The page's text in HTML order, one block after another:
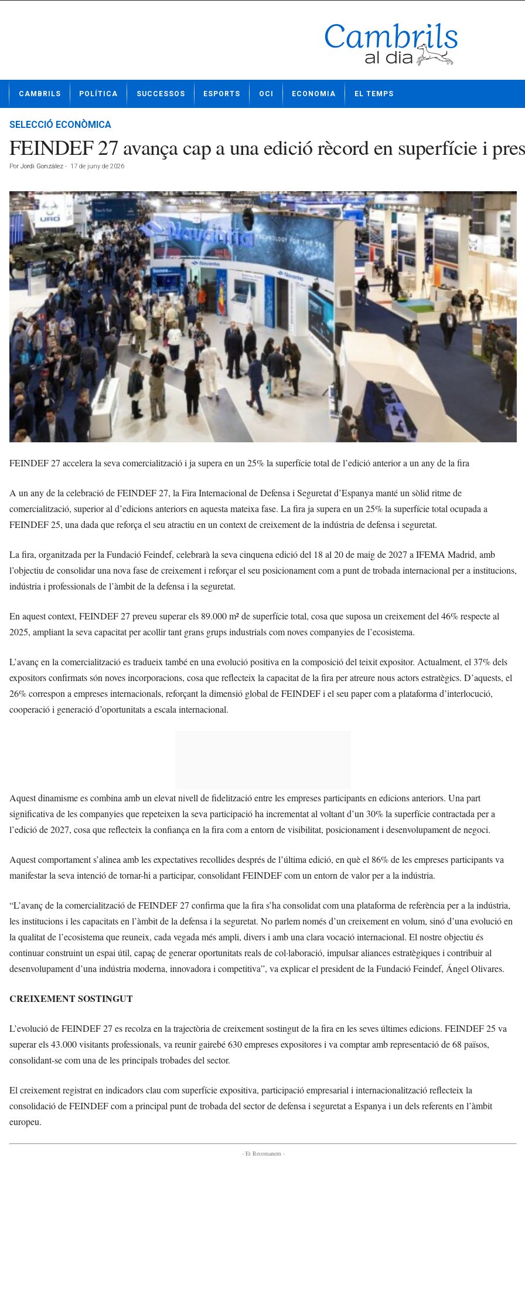
t
CAMBRILS POLÍTICA SUCCESSOS ESPORTS OCI ECONOMIA EL TEMPS
SELECCIÓ ECONÒMICA
FEINDEF 27 avança cap a una edició rècord en superfície i
Por Jordi González - 17 de juny de 2026
FEINDEF 27 accelera la seva comercialització i ja supera en un 25% la superfície total de l’edició anterior a un any de la fira
A un any de la celebració de FEINDEF 27, la Fira Internacional de Defensa i Seguretat d’Espanya manté un sòlid ritme de
comercialització, superior al d’edicions anteriors en aquesta mateixa fase. La fira ja supera en un 25% la superfície total ocupada a
FEINDEF 25, una dada que reforça el seu atractiu en un context de creixement de la indústria de defensa i seguretat.
La fira, organitzada per la Fundació Feindef, celebrarà la seva cinquena edició del 18 al 20 de maig de 2027 a IFEMA Madrid, amb
l’objectiu de consolidar una nova fase de creixement i reforçar el seu posicionament com a punt de trobada internacional per a institucions,
indústria i professionals de l’àmbit de la defensa i la seguretat.
En aquest context, FEINDEF 27 preveu superar els 89.000 m² de superfície total, cosa que suposa un creixement del 46% respecte al
2025, ampliant la seva capacitat per acollir tant grans grups industrials com noves companyies de l’ecosistema.
L’avanç en la comercialització es tradueix també en una evolució positiva en la composició del teixit expositor. Actualment, el 37% dels
expositors confirmats són noves incorporacions, cosa que reflecteix la capacitat de la fira per atreure nous actors estratègics. D’aquests, el
26% correspon a empreses internacionals, reforçant la dimensió global de FEINDEF i el seu paper com a plataforma d’interlocució,
cooperació i generació d’oportunitats a escala internacional.
Aquest dinamisme es combina amb un elevat nivell de fidelització entre les empreses participants en edicions anteriors. Una part
significativa de les companyies que repeteixen la seva participació ha incrementat al voltant d’un 30% la superfície contractada per a
l’edició de 2027, cosa que reflecteix la confiança en la fira com a entorn de visibilitat, posicionament i desenvolupament de negoci.
Aquest comportament s’alinea amb les expectatives recollides després de l’última edició, en què el 86% de les empreses participants va
manifestar la seva intenció de tornar-hi a participar, consolidant FEINDEF com un entorn de valor per a la indústria.
“L’avanç de la comercialització de FEINDEF 27 confirma que la fira s’ha consolidat com una plataforma de referència per a la indústria,
les institucions i les capacitats en l’àmbit de la defensa i la seguretat. No parlem només d’un creixement en volum, sinó d’una evolució en
la qualitat de l’ecosistema que reuneix, cada vegada més ampli, divers i amb una clara vocació internacional. El nostre objectiu és
continuar construint un espai útil, capaç de generar oportunitats reals de col·laboració, impulsar aliances estratègiques i contribuir al
desenvolupament d’una indústria moderna, innovadora i competitiva”, va explicar el president de la Fundació Feindef, Ángel Olivares.
CREIXEMENT SOSTINGUT
L’evolució de FEINDEF 27 es recolza en la trajectòria de creixement sostingut de la fira en les seves últimes edicions. FEINDEF 25 va
superar els 43.000 visitants professionals, va reunir gairebé 630 empreses expositores i va comptar amb representació de 68 països,
consolidant-se com una de les principals trobades del sector.
El creixement registrat en indicadors clau com superfície expositiva, participació empresarial i internacionalització reflecteix la
consolidació de FEINDEF com a principal punt de trobada del sector de defensa i seguretat a Espanya i un dels referents en l’àmbit
europeu.
- Et Recomanem -